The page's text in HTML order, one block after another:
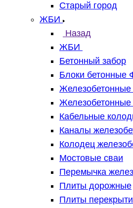
Старый город
ЖБИ
Назад
ЖБИ
Бетонный забор
Блоки бетонные
Железобетонные
Кабельные
Каналы
Колодец
Мостовые сваи
Перемычка
Плиты дорожные
Плиты